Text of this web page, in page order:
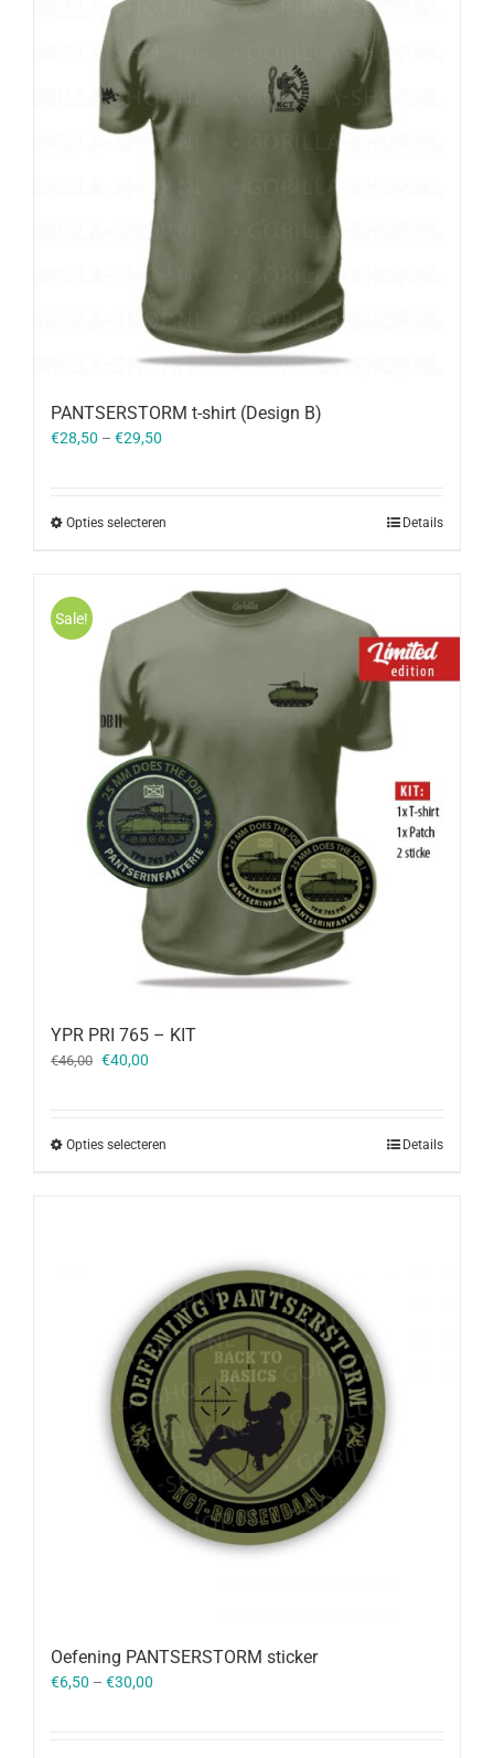
PANTSERSTORM t-shirt (Design B)
€28,50 – €29,50
Opties selecteren Details
Sale!
YPR PRI 765 – KIT
€46,00 Oorspronkelijke
€40,00
Opties selecteren Details
Oefening PANTSERSTORM sticker
€6,50 – €30,00